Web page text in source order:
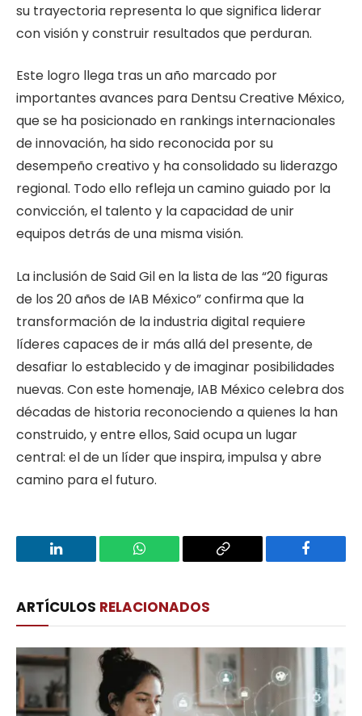
su trayectoria representa lo que significa liderar
con visión y construir resultados que perduran.
Este logro llega tras un año marcado por
importantes avances para Dentsu Creative México,
que se ha posicionado en rankings internacionales
de innovación, ha sido reconocida por su
desempeño creativo y ha consolidado su liderazgo
regional. Todo ello refleja un camino guiado por la
convicción, el talento y la capacidad de unir
equipos detrás de una misma visión.
La inclusión de Said Gil en la lista de las “20 figuras
de los 20 años de IAB México” confirma que la
transformación de la industria digital requiere
líderes capaces de ir más allá del presente, de
desafiar lo establecido y de imaginar posibilidades
nuevas. Con este homenaje, IAB México celebra dos
décadas de historia reconociendo a quienes la han
construido, y entre ellos, Said ocupa un lugar
central: el de un líder que inspira, impulsa y abre
camino para el futuro.
LinkedIn WhatsApp
Copy
Facebook
ARTÍCULOS RELACIONADOS